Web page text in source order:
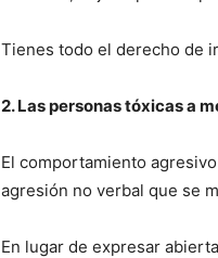
Tienes todo el derecho de
2. Las personas tóxicas a
El comportamiento
agresión no verbal que se
En lugar de expresar